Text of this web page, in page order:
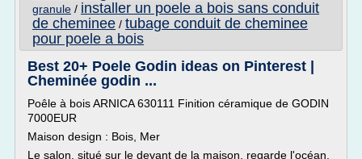
granule / installer un poele a bois sans conduit
de cheminee / tubage conduit de cheminee
pour poele a bois
Best 20+ Poele Godin ideas on Pinterest |
Cheminée godin ...
Poêle à bois ARNICA 630111 Finition céramique de GODIN
7000EUR
Maison design : Bois, Mer
Le salon, situé sur le devant de la maison, regarde l'océan.